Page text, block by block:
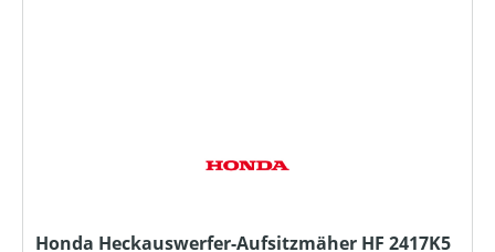
Honda Heckauswerfer-Aufsitzmäher HF 2417K5